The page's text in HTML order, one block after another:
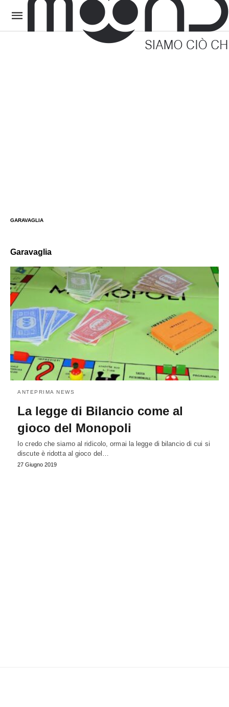
GARAVAGLIA
Garavaglia
ANTEPRIMA NEWS
La legge di Bilancio come al
gioco del Monopoli
Io credo che siamo al ridicolo, ormai la legge di bilancio di cui si
discute è ridotta al gioco del…
27 Giugno 2019